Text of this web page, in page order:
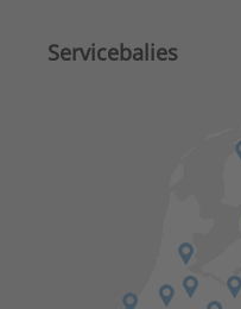
Servicebalies